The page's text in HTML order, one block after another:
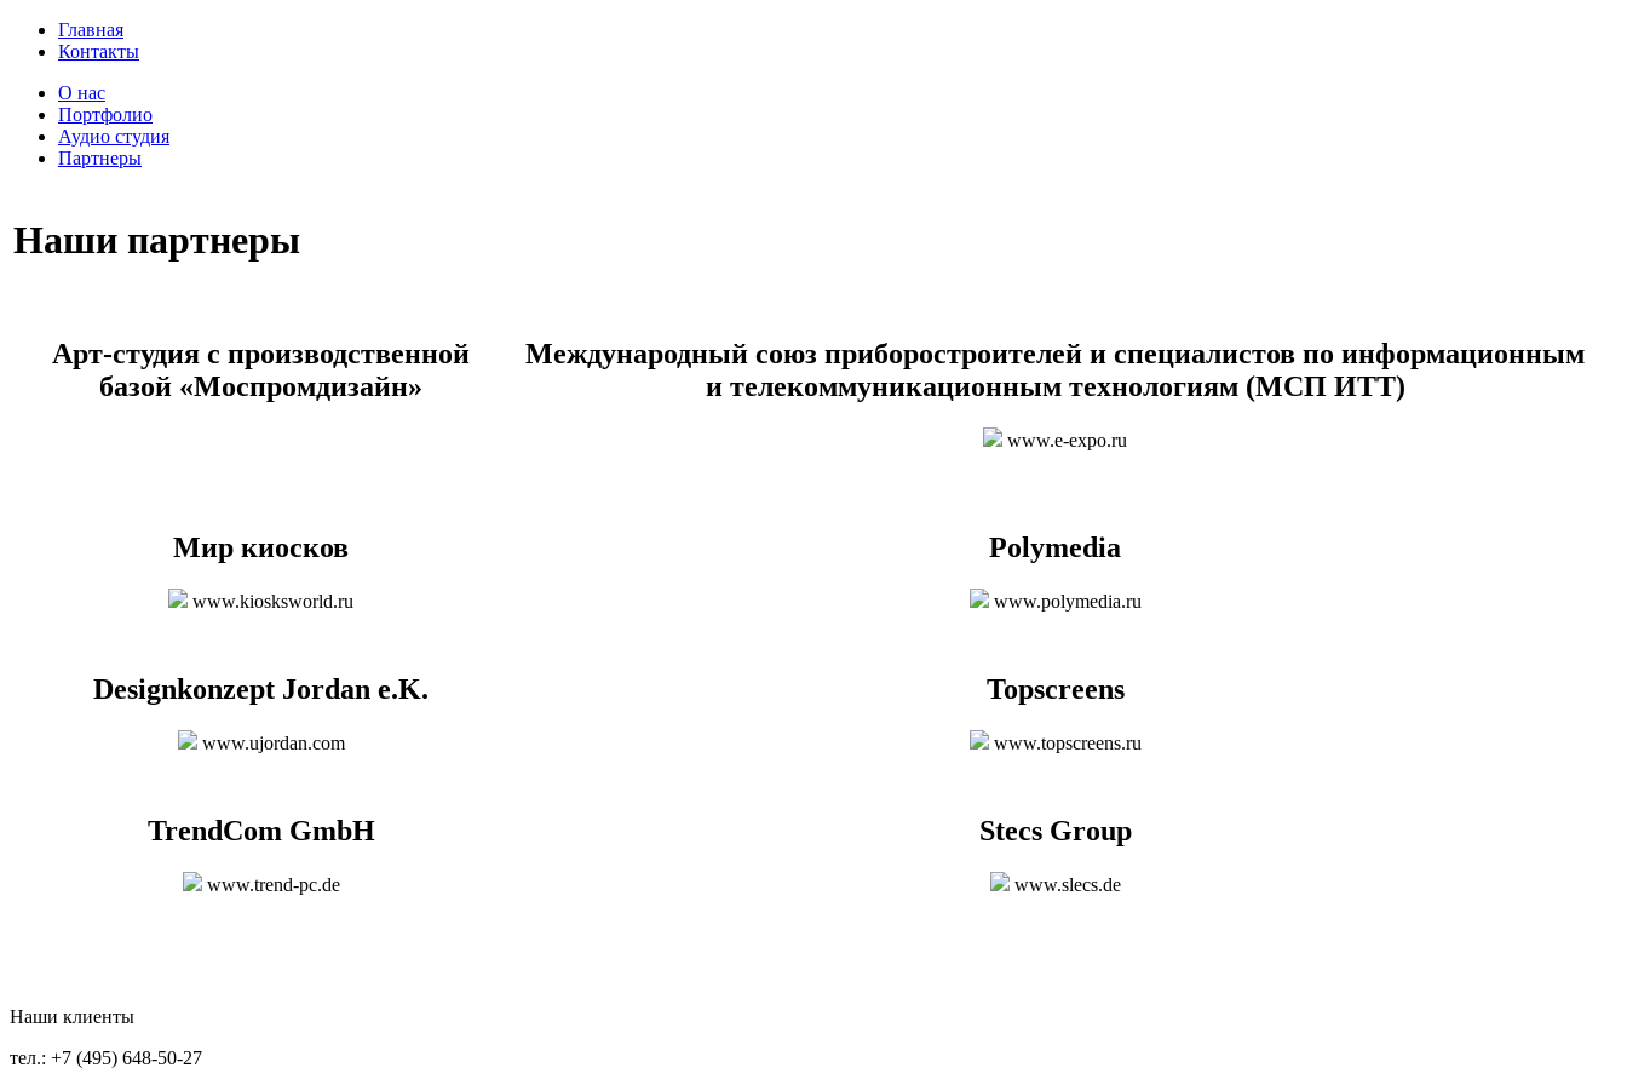
Главная
Контакты
О нас
Портфолио
Аудио студия
Партнеры
Наши партнеры
Арт-студия с производственной
базой «Моспромдизайн»
Международный союз приборостроителей и специалистов по информационным
и телекоммуникационным технологиям (МСП ИТТ)
www.e-expo.ru
Мир киосков
www.kiosksworld.ru
Polymedia
www.polymedia.ru
Designkonzept Jordan e.K.
www.ujordan.com
Topscreens
www.topscreens.ru
TrendCom GmbH
www.trend-pc.de
Stecs Group
www.slecs.de
Наши клиенты
тел.: +7 (495) 648-50-27